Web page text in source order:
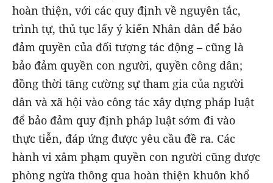
hoàn thiện, với các quy định về nguyên tắc,
trình tự, thủ tục lấy ý kiến Nhân dân để bảo
đảm quyền của đối tượng tác động – cũng là
bảo đảm quyền con người, quyền công dân;
đồng thời tăng cường sự tham gia của người
dân và xã hội vào công tác xây dựng pháp luật
để bảo đảm quy định pháp luật sớm đi vào
thực tiễn, đáp ứng được yêu cầu đề ra. Các
hành vi xâm phạm quyền con người cũng được
phòng ngừa thông qua hoàn thiện khuôn khổ